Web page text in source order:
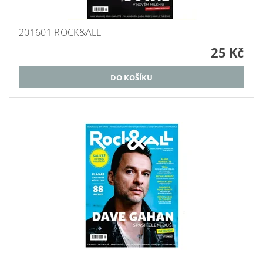
201601 ROCK&ALL
25 Kč